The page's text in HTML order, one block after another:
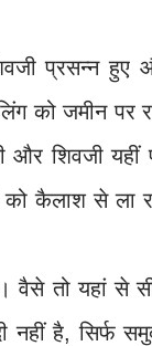
प्रसन्न हुए
को जमीन पर
और शिवजी यहीं
को कैलाश से ला
वैसे तो यहां से
नहीं है, सिर्फ